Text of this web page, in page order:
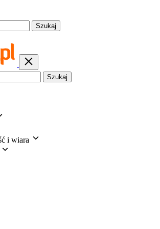
Szukaj
Szukaj
i wiara